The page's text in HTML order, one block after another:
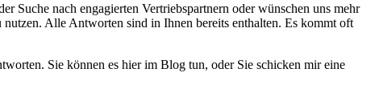
nach engagierten Vertriebspartnern oder wünschen uns mehr
Alle Antworten sind in Ihnen bereits enthalten. Es kommt oft
Sie können es hier im Blog tun, oder Sie schicken mir eine